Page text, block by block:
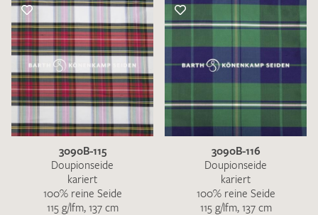
3090B-115
Doupionseide
kariert
100% reine Seide
115 g/lfm, 137 cm
3090B-116
Doupionseide
kariert
100% reine Seide
115 g/lfm, 137 cm